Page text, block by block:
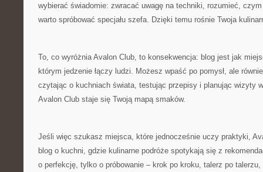
wybierać świadomie: zwracać uwagę na techniki, rozumieć,
warto spróbować specjału szefa. Dzięki temu rośnie Twoja
To, co wyróżnia Avalon Club, to konsekwencja: blog jest jak
którym jedzenie łączy ludzi. Możesz wpaść po pomysł, ale
czytając o kuchniach świata, testując przepisy i planując wizyty
Avalon Club staje się Twoją mapą smaków.
Jeśli więc szukasz miejsca, które jednocześnie uczy praktyki,
blog o kuchni, gdzie kulinarne podróże spotykają się z
o perfekcję, tylko o próbowanie – krok po kroku, talerz po